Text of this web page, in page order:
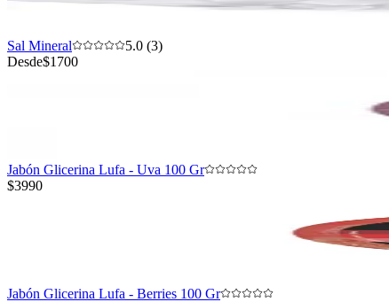
Sal Mineral
5.0 (3)
Desde$1700
Jabón Glicerina Lufa - Uva 100 Gr
$3990
Jabón Glicerina Lufa - Berries 100 Gr